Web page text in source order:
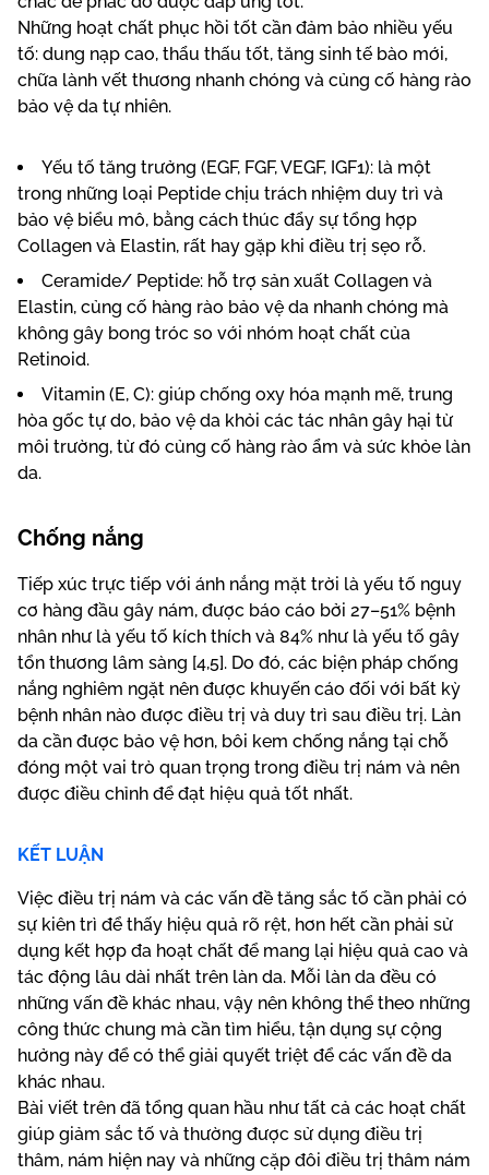
Những hoạt chất phục hồi tốt cần đảm bảo nhiều yếu
tố: dung nạp cao, thẩu thấu tốt, tăng sinh tế bào mới,
chữa lành vết thương nhanh chóng và củng cố hàng rào
bảo vệ da tự nhiên.
Yếu tố tăng trưởng (EGF, FGF, VEGF, IGF1): là một
trong những loại Peptide chịu trách nhiệm duy trì và
bảo vệ biểu mô, bằng cách thúc đẩy sự tổng hợp
Collagen và Elastin, rất hay gặp khi điều trị sẹo rỗ.
Ceramide/ Peptide: hỗ trợ sản xuất Collagen và
Elastin, củng cố hàng rào bảo vệ da nhanh chóng mà
không gây bong tróc so với nhóm hoạt chất của
Retinoid.
Vitamin (E, C): giúp chống oxy hóa mạnh mẽ, trung
hòa gốc tự do, bảo vệ da khỏi các tác nhân gây hại từ
môi trường, từ đó củng cố hàng rào ẩm và sức khỏe làn
da.
Chống nắng
Tiếp xúc trực tiếp với ánh nắng mặt trời là yếu tố nguy
cơ hàng đầu gây nám, được báo cáo bởi 27–51% bệnh
nhân như là yếu tố kích thích và 84% như là yếu tố gây
tổn thương lâm sàng [4,5]. Do đó, các biện pháp chống
nắng nghiêm ngặt nên được khuyến cáo đối với bất kỳ
bệnh nhân nào được điều trị và duy trì sau điều trị. Làn
da cần được bảo vệ hơn, bôi kem chống nắng tại chỗ
đóng một vai trò quan trọng trong điều trị nám và nên
được điều chỉnh để đạt hiệu quả tốt nhất.
KẾT LUẬN
Việc điều trị nám và các vấn đề tăng sắc tố cần phải có
sự kiên trì để thấy hiệu quả rõ rệt, hơn hết cần phải sử
dụng kết hợp đa hoạt chất để mang lại hiệu quả cao và
tác động lâu dài nhất trên làn da. Mỗi làn da đều có
những vấn đề khác nhau, vậy nên không thể theo những
công thức chung mà cần tìm hiểu, tận dụng sự cộng
hưởng này để có thể giải quyết triệt để các vấn đề da
khác nhau.
Bài viết trên đã tổng quan hầu như tất cả các hoạt chất
giúp giảm sắc tố và thường được sử dụng điều trị
thâm, nám hiện nay và những cặp đôi điều trị thâm nám